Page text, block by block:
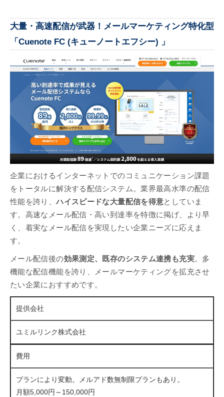
大量・高速配信が武器！メールマーケティング特化型
「Cuenote FC (キューノートエフシー) 」
企業におけるインターネットでのコミュニケーション課題
をトータルに解決する配信システム。業界最高水準の配信
性能を誇り、ハイスピードな大量配信を得意としていま
す。高速なメール配信・高い到達率を特徴に掲げ、より早
く、着実なメール配信を実現したい企業ニーズに応えま
す。
メール配信後の効果測定、既存のシステム連携も充実。多
機能な配信機能を誇り、メールマーケティングを拡充させ
たい企業におすすめです。
提供会社
ユミルリンク株式会社
費用
プランにより変動。メルアド数無制限プランもあり。
月額5,000円～150,000円